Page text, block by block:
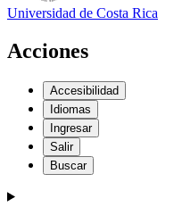
Universidad de Costa Rica
Acciones
Accesibilidad
Idiomas
Ingresar
Salir
Buscar